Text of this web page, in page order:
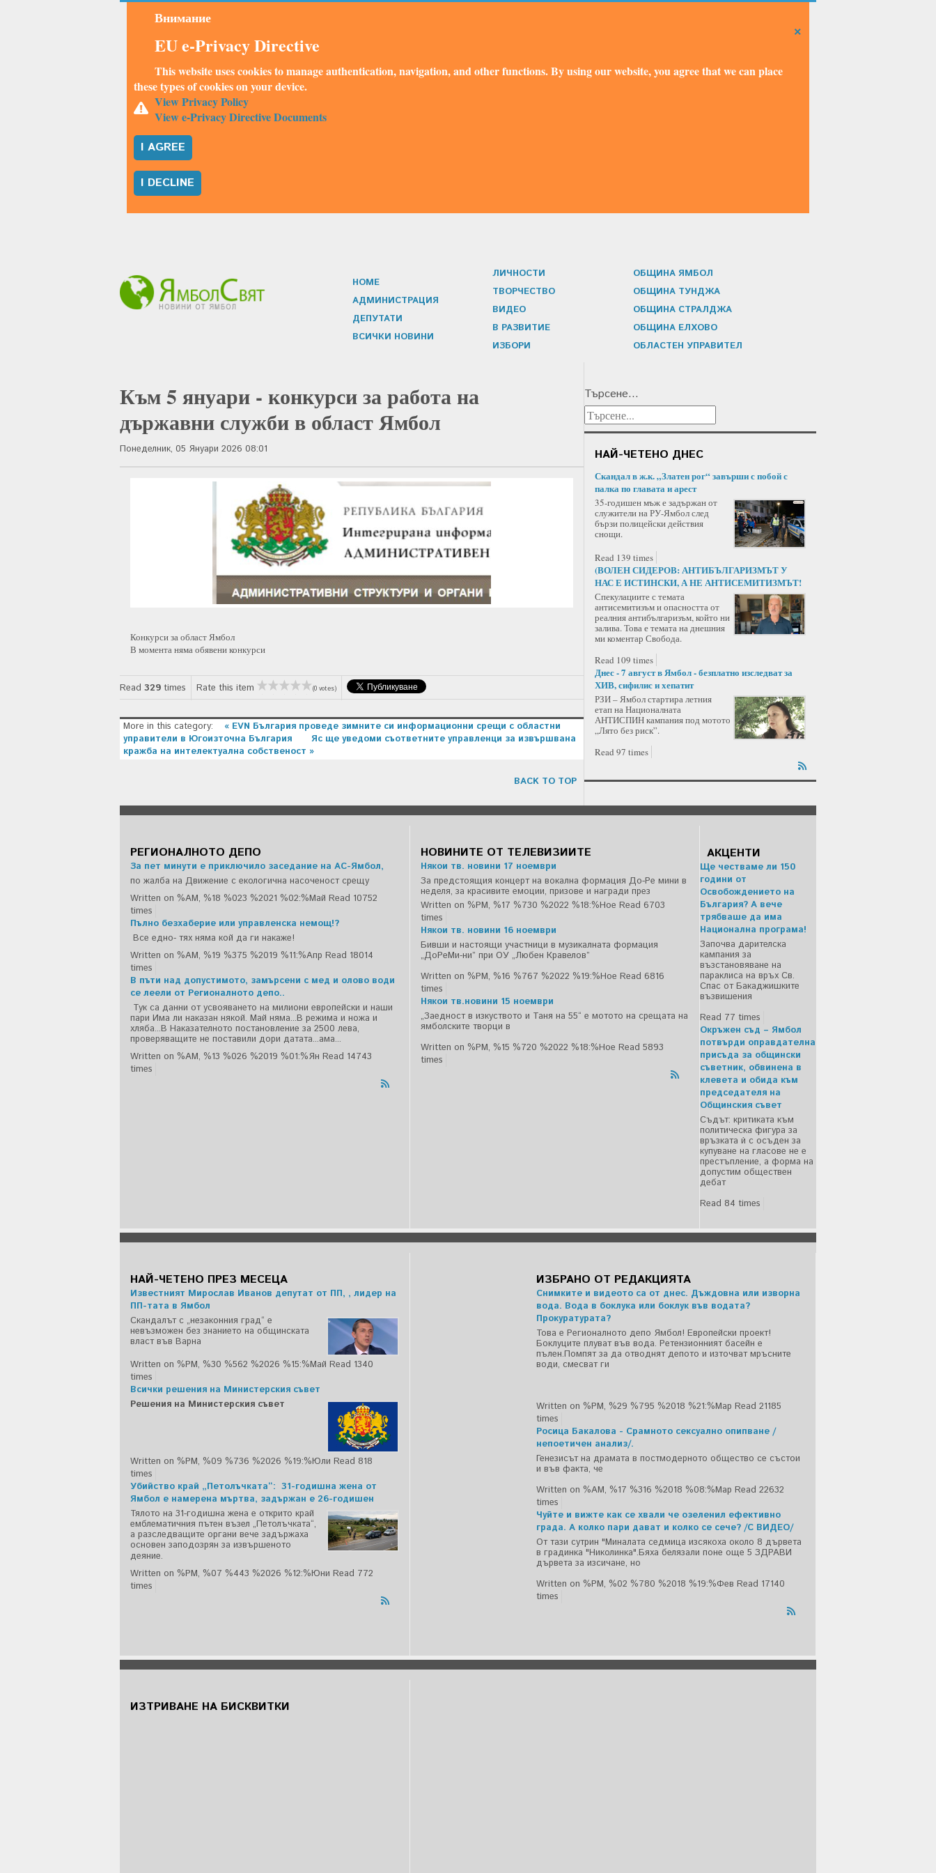
×
Внимание
EU e-Privacy Directive
This website uses cookies to manage authentication, navigation, and other functions. By using our website, you agree that we can place
these types of cookies on your device.
View Privacy Policy
View e-Privacy Directive Documents
I AGREE
I DECLINE
HOME
АДМИНИСТРАЦИЯ
ДЕПУТАТИ
ВСИЧКИ НОВИНИ
ЛИЧНОСТИ
ТВОРЧЕСТВО
ВИДЕО
В РАЗВИТИЕ
ИЗБОРИ
ОБЩИНА ЯМБОЛ
ОБЩИНА ТУНДЖА
ОБЩИНА СТРАЛДЖА
ОБЩИНА ЕЛХОВО
ОБЛАСТЕН УПРАВИТЕЛ
Към 5 януари - конкурси за работа на
държавни служби в област Ямбол
Понеделник, 05 Януари 2026 08:01
Конкурси за област Ямбол
В момента няма обявени конкурси
Read 329 times Rate this item (0 votes)
More in this category:
« EVN България проведе зимните си информационни срещи с областни
управители в Югоизточна България
Яс ще уведоми съответните управленци за извършвана
кражба на интелектуална собственост »
BACK TO TOP
Търсене...
НАЙ-ЧЕТЕНО ДНЕС
Скандал в ж.к. „Златен рог“ завърши с побой с
палка по главата и арест
35-годишен мъж е задържан от
служители на РУ-Ямбол след
бързи полицейски действия
снощи.
Read 139 times
(ВОЛЕН СИДЕРОВ: АНТИБЪЛГАРИЗМЪТ У
НАС Е ИСТИНСКИ, А НЕ АНТИСЕМИТИЗМЪТ!
Спекулациите с темата
антисемитизъм и опасността от
реалния антибългаризъм, който ни
залива. Това е темата на днешния
ми коментар Свобода.
Read 109 times
Днес - 7 август в Ямбол - безплатно изследват за
ХИВ, сифилис и хепатит
РЗИ – Ямбол стартира летния
етап на Националната
АНТИСПИН кампания под мотото
„Лято без риск”.
Read 97 times
РЕГИОНАЛНОТО ДЕПО
За пет минути е приключило заседание на АС-Ямбол,
по жалба на Движение с екологична насоченост срещу
Written on %AM, %18 %023 %2021 %02:%Май Read 10752
times
Пълно безхаберие или управленска немощ!?
Все едно- тях няма кой да ги накаже!
Written on %AM, %19 %375 %2019 %11:%Апр Read 18014
times
В пъти над допустимото, замърсени с мед и олово води
се леели от Регионалното депо..
Тук са данни от усвояването на милиони европейски и наши
пари Има ли наказан някой. Май няма...В режима и ножа и
хляба...В Наказателното постановление за 2500 лева,
проверяващите не поставили дори датата...ама...
Written on %AM, %13 %026 %2019 %01:%Ян Read 14743
times
НОВИНИТЕ ОТ ТЕЛЕВИЗИИТЕ
Някои тв. новини 17 ноември
За предстоящия концерт на вокална формация До-Ре мини в
неделя, за красивите емоции, призове и награди през
Written on %PM, %17 %730 %2022 %18:%Ное Read 6703
times
Някои тв. новини 16 ноември
Бивши и настоящи участници в музикалната формация
„ДоРеМи-ни” при ОУ „Любен Кравелов”
Written on %PM, %16 %767 %2022 %19:%Ное Read 6816
times
Някои тв.новини 15 ноември
„Заедност в изкуството и Таня на 55“ е мотото на срещата на
ямболските творци в
Written on %PM, %15 %720 %2022 %18:%Ное Read 5893
times
АКЦЕНТИ
Ще честваме ли 150
години от
Освобождението на
България? А вече
трябваше да има
Национална програма!
Започва дарителска
кампания за
възстановяване на
параклиса на връх Св.
Спас от Бакаджишките
възвишения
Read 77 times
Окръжен съд – Ямбол
потвърди оправдателна
присъда за общински
съветник, обвинена в
клевета и обида към
председателя на
Общинския съвет
Съдът: критиката към
политическа фигура за
връзката ѝ с осъден за
купуване на гласове не е
престъпление, а форма на
допустим обществен
дебат
Read 84 times
НАЙ-ЧЕТЕНО ПРЕЗ МЕСЕЦА
Известният Мирослав Иванов депутат от ПП, , лидер на
ПП-тата в Ямбол
Скандалът с „незаконния град“ е
невъзможен без знанието на общинската
власт във Варна
Written on %PM, %30 %562 %2026 %15:%Май Read 1340
times
Всички решения на Министерския съвет
Решения на Министерския съвет
Written on %PM, %09 %736 %2026 %19:%Юли Read 818
times
Убийство край „Петолъчката“: 31-годишна жена от
Ямбол е намерена мъртва, задържан е 26-годишен
Тялото на 31-годишна жена е открито край
емблематичния пътен възел „Петолъчката“,
а разследващите органи вече задържаха
основен заподозрян за извършеното
деяние.
Written on %PM, %07 %443 %2026 %12:%Юни Read 772
times
ИЗБРАНО ОТ РЕДАКЦИЯТА
Снимките и видеото са от днес. Дъждовна или изворна
вода. Вода в боклука или боклук във водата?
Прокуратурата?
Това е Регионалното депо Ямбол! Европейски проект!
Боклуците плуват във вода. Ретензионният басейн е
пълен.Помпят за да отводнят депото и източват мръсните
води, смесват ги
Written on %PM, %29 %795 %2018 %21:%Мар Read 21185
times
Росица Бакалова - Срамното сексуално опипване /
непоетичен анализ/.
Генезисът на драмата в постмодерното общество се състои
и във факта, че
Written on %AM, %17 %316 %2018 %08:%Мар Read 22632
times
Чуйте и вижте как се хвали че озеленил ефективно
града. А колко пари дават и колко се сече? /С ВИДЕО/
От тази сутрин "Миналата седмица изсякоха около 8 дървета
в градинка "Николинка".Бяха белязали поне още 5 ЗДРАВИ
дървета за изсичане, но
Written on %PM, %02 %780 %2018 %19:%Фев Read 17140
times
ИЗТРИВАНЕ НА БИСКВИТКИ